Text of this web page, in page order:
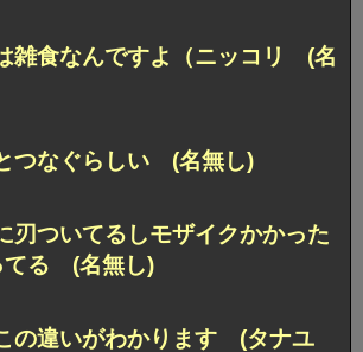
雑食なんですよ（ニッコリ (名
つなぐらしい (名無し)
刃ついてるしモザイクかかった
てる (名無し)
の違いがわかります (タナユ